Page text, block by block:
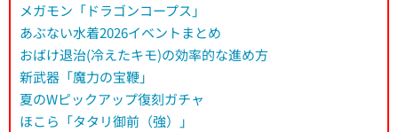
メガモン「ドラゴンコープス」
あぶない水着2026イベントまとめ
おばけ退治(冷えたキモ)の効率的な進め方
新武器「魔力の宝鞭」
夏のWピックアップ復刻ガチャ
ほこら「タタリ御前（強）」